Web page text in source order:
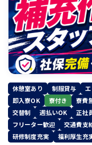
休憩室あり 制服貸与
即入寮OK
寮付き 寮費
交替制
週払いOK 正社
フリーター歓迎
交通費支
研修制度充実
福利厚生充